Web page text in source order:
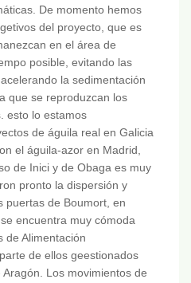
De momento hemos
del proyecto, que es
en el área de
posible, evitando las
la sedimentación
que se reproduzcan los
esto lo estamos
de águila real en Galicia
el águila-azor en Madrid,
de Inici y de Obaga es muy
pronto la dispersión y
puertas de Boumort, en
encuentra muy cómoda
de Alimentación
de ellos geestionados
Aragón. Los movimientos de